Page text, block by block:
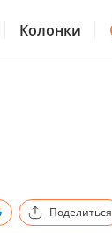
Колонки
Поделиться